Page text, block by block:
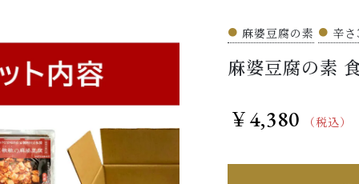
● 麻婆豆腐の素 ● 辛
麻婆豆腐の素
￥4,380 （税込）
ピングを続ける カートを確認